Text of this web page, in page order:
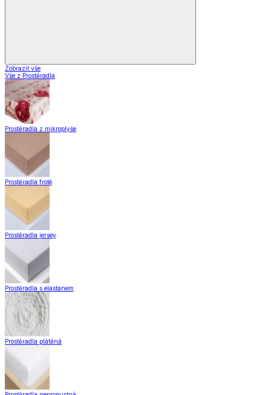
Zobrazit vše
Vše z Prostěradla
Prostěradla z mikroplyše
Prostěradla froté
Prostěradla jersey
Prostěradla s elastanem
Prostěradla plátěná